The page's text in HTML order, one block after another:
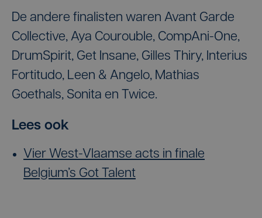
De andere finalisten waren Avant Garde
Collective, Aya Courouble, CompAni-One,
DrumSpirit, Get Insane, Gilles Thiry, Interius
Fortitudo, Leen & Angelo, Mathias
Goethals, Sonita en Twice.
Lees ook
Vier West-Vlaamse acts in finale
Belgium’s Got Talent